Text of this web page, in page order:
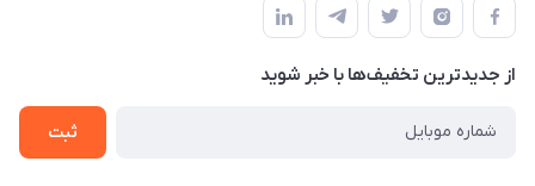
سمت چپ (فروشگاه صوتی عباسی) - "تحویل حضوری فقط با
هماهنگی"
حساب کاربری
تماس با ما
پرسش های شما
شرایط و ضوابط گارانتی
روش های بازگرداندن کالا
از جدید‌ترین تخفیف‌ها با‌ خبر شوید
ثبت